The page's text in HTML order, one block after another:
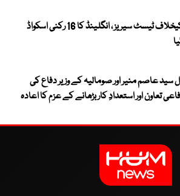
پاکستان کیخلاف ٹیسٹ سیریز ، انگلینڈ کا 16 رکنی اسکواڈ
سید عاصم منیر اور صومالیہ کے وزیر دفاع کی
تعاون اور استعدادِ کار بڑھانے کے عزم کا اعادہ